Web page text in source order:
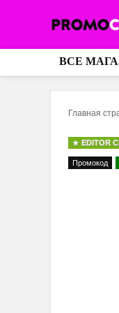
ВСЕ
Главная
EDITOR
Промокод